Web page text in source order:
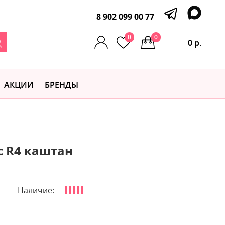
8 902 099 00 77
0
0 р.
0
АКЦИИ БРЕНДЫ
R4 каштан
Наличие: